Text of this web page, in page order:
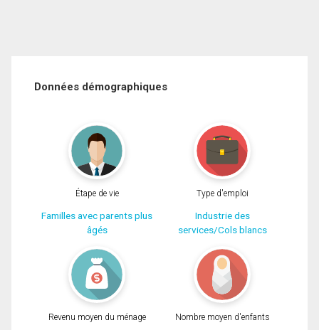
Données démographiques
Étape de vie
Familles avec parents plus
âgés
Type d'emploi
Industrie des
services/Cols blancs
Revenu moyen du ménage Nombre moyen d'enfants